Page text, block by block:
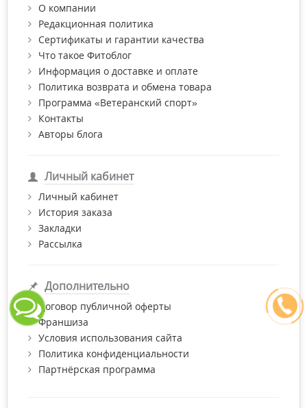
О компании
Редакционная политика
Сертификаты и гарантии качества
Что такое Фитоблог
Информация о доставке и оплате
Политика возврата и обмена товара
Программа «Ветеранский спорт»
Контакты
Авторы блога
Личный кабинет
Личный кабинет
История заказа
Закладки
Рассылка
Дополнительно
Договор публичной оферты
Франшиза
Условия использования сайта
Политика конфиденциальности
Партнёрская программа